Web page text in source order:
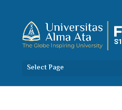
Select Page